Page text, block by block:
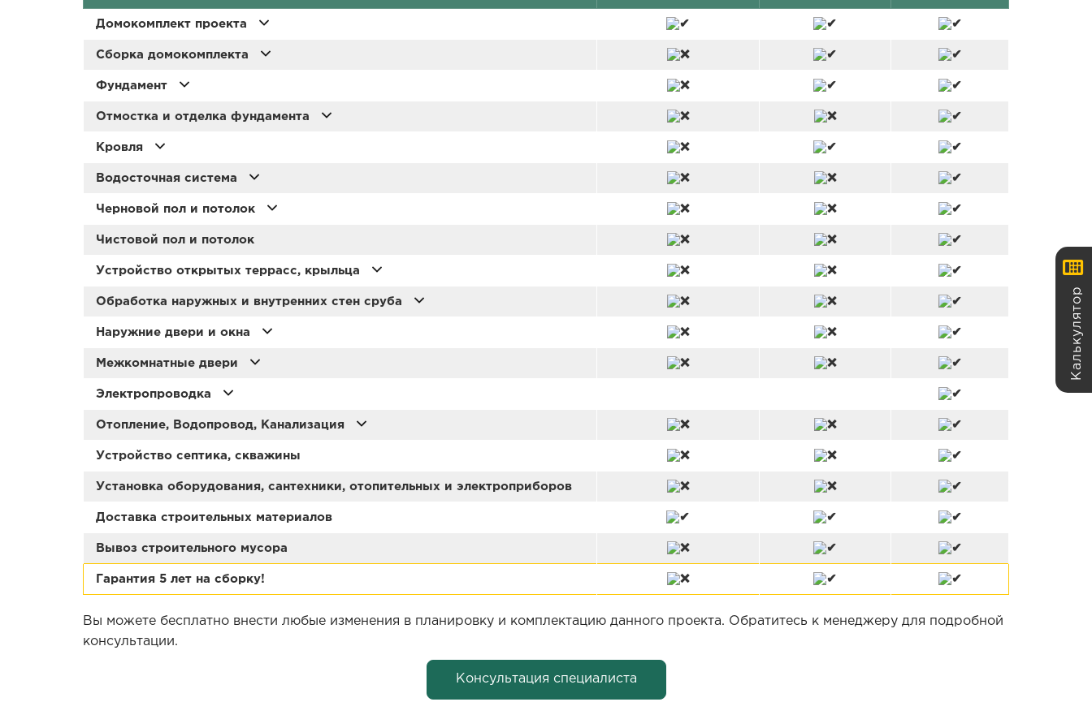
Домокомплект проекта
Сборка домокомплекта
Фундамент
Отмостка и отделка фундамента
Кровля
Водосточная система
Черновой пол и потолок
Чистовой пол и потолок
Устройство открытых террасс, крыльца
Обработка наружных и внутренних стен сруба
Наружние двери и окна
Межкомнатные двери
Электропроводка
Отопление, Водопровод, Канализация
Устройство септика, скважины
Установка оборудования, сантехники, отопительных и электроприборов
Доставка строительных материалов
Вывоз строительного мусора
Гарантия 5 лет на сборку!
Вы можете бесплатно внести любые изменения в планировку и комплектацию данного проекта. Обратитесь к менеджеру для подробной
консультации.
Консультация специалиста
Калькулятор